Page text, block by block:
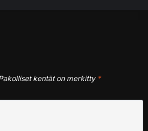
kentät on merkitty *